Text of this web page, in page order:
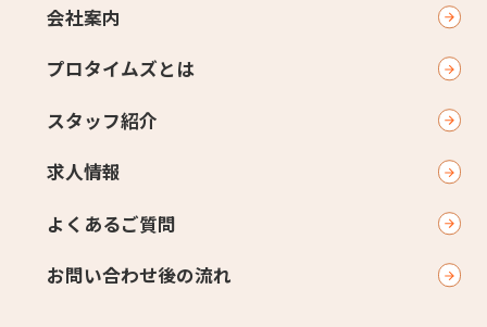
会社案内
プロタイムズとは
スタッフ紹介
求人情報
よくあるご質問
お問い合わせ後の流れ